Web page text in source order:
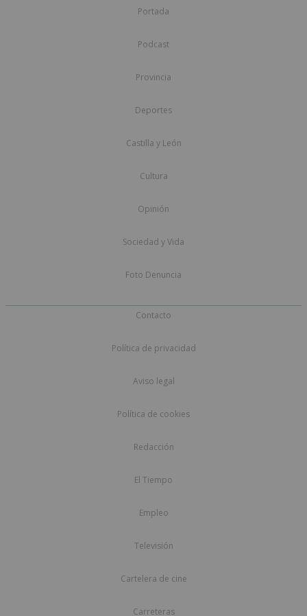
Portada
Podcast
Provincia
Deportes
Castilla y León
Cultura
Opinión
Sociedad y Vida
Foto Denuncia
Contacto
Política de privacidad
Aviso legal
Política de cookies
Redacción
El Tiempo
Empleo
Televisión
Cartelera de cine
Carreteras